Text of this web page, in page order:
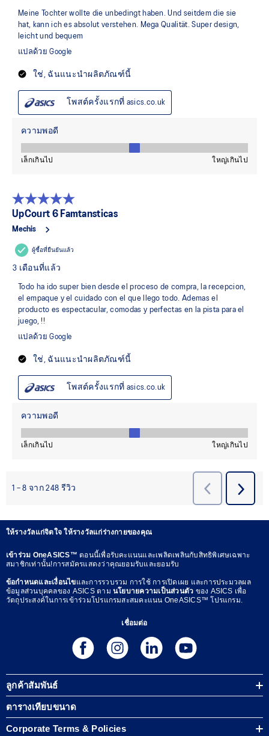
ให้รางวัลแก่จิตใจ ให้รางวัลแก่ร่างกายของคุณ
เข้าร่วม OneASICS™ตอนนี้เพื่อรับคะแนนและเพลิดเพลินกับสิทธิพิเศษเฉพาะ
สมาชิกเท่านั้น!การสมัครแสดงว่าคุณยอมรับและยอมรับ
ข้อกำหนดและเงื่อนไขและการรวบรวม การใช้ การเปิดเผย และการประมวลผล
ข้อมูลส่วนบุคคลของ ASICS ตาม นโยบายความเป็นส่วนตัว ของ ASICS เพื่อ
วัตถุประสงค์ในการเข้าร่วมโปรแกรมสะสมคะแนน OneASICS™ โปรแกรม.
เชื่อมต่อ
ลูกค้าสัมพันธ์
ตารางเทียบขนาด
Corporate Terms & Policies